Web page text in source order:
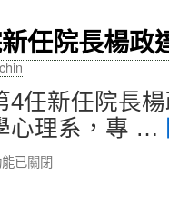
任院長楊政
4任新任院長
心理系，專 …
已關閉